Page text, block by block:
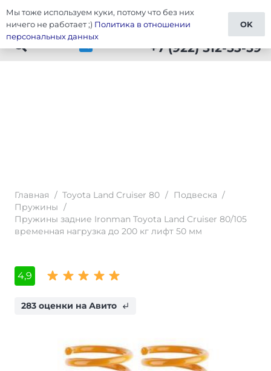
Тюнинг Cruiser 80
+7 (922) 512-53-59
Главная / Toyota Land Cruiser 80 / Подвеска /
Пружины /
Пружины задние Ironman Toyota Land Cruiser 80/105
временная нагрузка до 200 кг лифт 50 мм
4,9
283 оценки на Авито subdirectory_arrow_left
Мы тоже используем куки, потому что без них
ничего не работает ;) Политика в отношении
персональных данных
OK